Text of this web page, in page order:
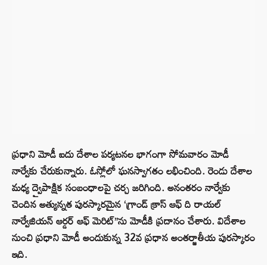
ప్రధాని మోడీ ఐదు దేశాల పర్యటనల భాగంగా సోమవారం మోడీ
నార్వేకు చేరుకున్నారు. ఓస్లోలో ఘనస్వాగతం లభించింది. రెండు దేశాల
మధ్య ద్వైపాక్షిక సంబంధాలపై చర్చ జరిగింది. అనంతరం నార్వేకు
చెందిన అత్యున్నత పురస్కారమైన ‘గ్రాండ్ క్రాస్ ఆఫ్ ది రాయల్
నార్వేజియన్ ఆర్డర్ ఆఫ్ మెరిట్’’ను మోడీకి ప్రదానం చేశారు. విదేశాల
నుంచి ప్రధాని మోడీ అందుకున్న 32వ ప్రధాన అంతర్జాతీయ పురస్కారం
ఇది.